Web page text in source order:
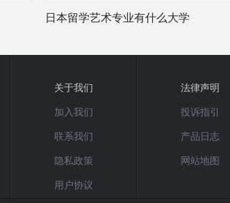
日本留学艺术专业有什么大学
关于我们
加入我们
联系我们
隐私政策
用户协议
法律声明
投诉指引
产品日志
网站地图